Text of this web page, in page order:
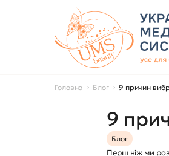
Головна Блог 9 причин
9
Блог
Перш ніж ми